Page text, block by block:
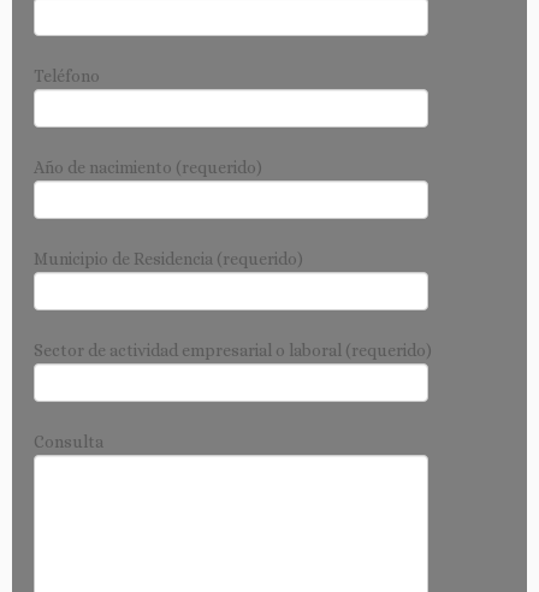
Teléfono
Año de nacimiento (requerido)
Municipio de Residencia (requerido)
Sector de actividad empresarial o laboral (requerido)
Consulta